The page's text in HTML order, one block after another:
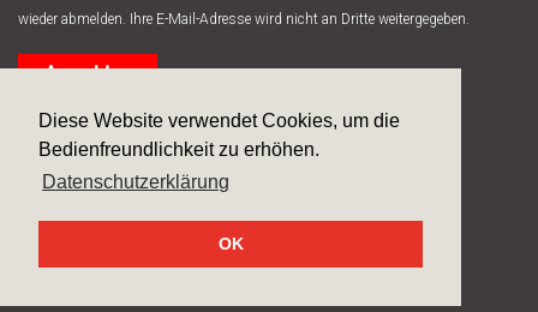
Diese Website verwendet Cookies, um die
Bedienfreundlichkeit zu erhöhen.
Datenschutzerklärung
OK
wieder abmelden. Ihre E-Mail-Adresse wird nicht an Dritte weitergegeben.